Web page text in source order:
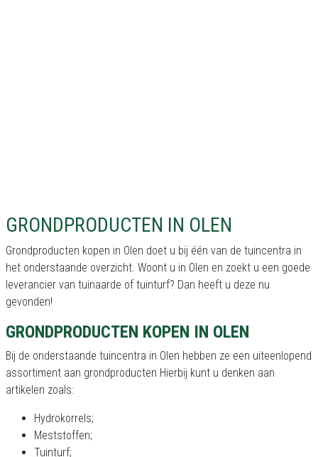
GRONDPRODUCTEN IN OLEN
Grondproducten kopen in Olen doet u bij één van de tuincentra in
het onderstaande overzicht. Woont u in Olen en zoekt u een goede
leverancier van tuinaarde of tuinturf? Dan heeft u deze nu
gevonden!
GRONDPRODUCTEN KOPEN IN OLEN
Bij de onderstaande tuincentra in Olen hebben ze een uiteenlopend
assortiment aan grondproducten Hierbij kunt u denken aan
artikelen zoals:
Hydrokorrels;
Meststoffen;
Tuinturf;